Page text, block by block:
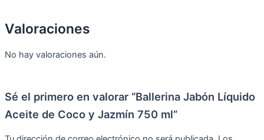
Valoraciones
No hay valoraciones aún.
Sé el primero en valorar “Ballerina Jabón Líquido
Aceite de Coco y Jazmín 750 ml”